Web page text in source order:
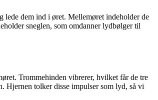
lede dem ind i øret. Mellemøret indeholder de
sneglen, som omdanner lydbølger til
Trommehinden vibrerer, hvilket får de tre
Hjernen tolker disse impulser som lyd, så vi